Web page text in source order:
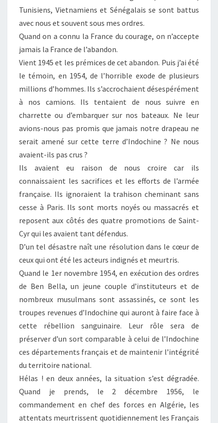
Tunisiens, Vietnamiens et Sénégalais se sont battus
avec nous et souvent sous mes ordres.
Quand on a connu la France du courage, on n’accepte
jamais la France de l’abandon.
Vient 1945 et les prémices de cet abandon. Puis j’ai été
le témoin, en 1954, de l’horrible exode de plusieurs
millions d’hommes. Ils s’accrochaient désespérément
à nos camions. Ils tentaient de nous suivre en
charrette ou d’embarquer sur nos bateaux. Ne leur
avions-nous pas promis que jamais notre drapeau ne
serait amené sur cette terre d’Indochine ? Ne nous
avaient-ils pas crus ?
Ils avaient eu raison de nous croire car ils
connaissaient les sacrifices et les efforts de l’armée
française. Ils ignoraient la trahison cheminant sans
cesse à Paris. Ils sont morts noyés ou massacrés et
reposent aux côtés des quatre promotions de Saint-
Cyr qui les avaient tant défendus.
D’un tel désastre naît une résolution dans le cœur de
ceux qui ont été les acteurs indignés et meurtris.
Quand le 1er novembre 1954, en exécution des ordres
de Ben Bella, un jeune couple d’instituteurs et de
nombreux musulmans sont assassinés, ce sont les
troupes revenues d’Indochine qui auront à faire face à
cette rébellion sanguinaire. Leur rôle sera de
préserver d’un sort comparable à celui de l’Indochine
ces départements français et de maintenir l’intégrité
du territoire national.
Hélas ! en deux années, la situation s’est dégradée.
Quand je prends, le 2 décembre 1956, le
commandement en chef des forces en Algérie, les
attentats meurtrissent quotidiennement les Français